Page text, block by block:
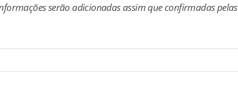
serão adicionadas assim que confirmadas pelas